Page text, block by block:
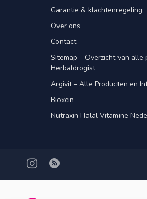
Garantie & klachtenregeling
Over ons
Contact
Sitemap – Overzicht van alle
Herbaldrogist
Argivit – Alle Producten en
Bioxcin
Nutraxin Halal Vitamine